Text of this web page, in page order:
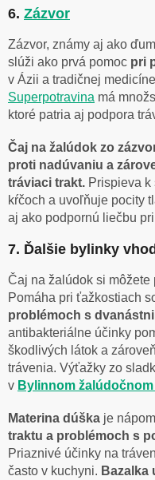
6. Zázvor
Zázvor, známy aj ako
slúži ako prvá pomoc pri
v Ázii a tradičnej
Superpotravina má
ktoré patria aj podpora
Čaj na žalúdok zo
proti nadúvaniu a
tráviaci trakt. Prispieva k
kŕčoch a uvoľňuje pocity
aj ako podpornú liečbu
7. Ďalšie bylinky
Čaj na žalúdok si môžete
Pomáha pri ťažkostiach
problémoch s
antibakteriálne účinky
škodlivých látok a
trávenia. Výťažky zo
v Bylinnom
Materina dúška je
traktu a problémoch s
Priaznivé účinky na
často v kuchyni. Bazalka